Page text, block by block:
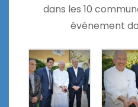
dans les 10
événement